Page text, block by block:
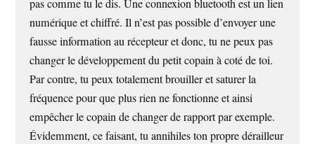
pas comme tu le dis. Une connexion bluetooth est un lien
numérique et chiffré. Il n’est pas possible d’envoyer une
fausse information au récepteur et donc, tu ne peux pas
changer le développement du petit copain à coté de toi.
Par contre, tu peux totalement brouiller et saturer la
fréquence pour que plus rien ne fonctionne et ainsi
empêcher le copain de changer de rapport par exemple.
Évidemment, ce faisant, tu annihiles ton propre dérailleur